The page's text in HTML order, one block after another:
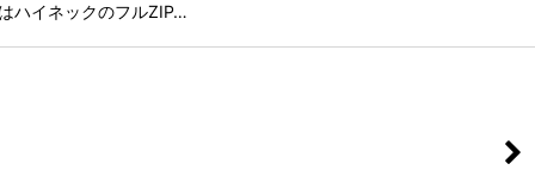
ハイネックのフルZIP…